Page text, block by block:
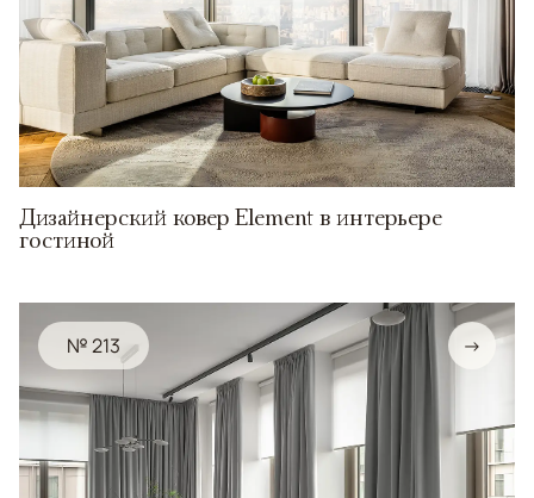
Дизайнерский ковер Element в интерьере
гостиной
№ 213 →